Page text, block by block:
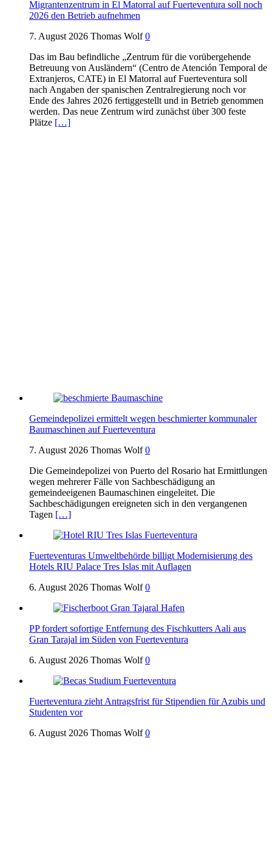
Migrantenzentrum in El Matorral auf Fuerteventura soll noch
2026 den Betrieb aufnehmen
7. August 2026 Thomas Wolf 0
Das im Bau befindliche „Zentrum für die vorübergehende
Betreuung von Ausländern“ (Centro de Atención Temporal de
Extranjeros, CATE) in El Matorral auf Fuerteventura soll
nach Angaben der spanischen Zentralregierung noch vor
Ende des Jahres 2026 fertiggestellt und in Betrieb genommen
werden. Das neue Zentrum wird zunächst über 300 feste
Plätze […]
Gemeindepolizei ermittelt wegen beschmierter kommunaler
Baumaschinen auf Fuerteventura
7. August 2026 Thomas Wolf 0
Die Gemeindepolizei von Puerto del Rosario hat Ermittlungen
wegen mehrerer Fälle von Sachbeschädigung an
gemeindeeigenen Baumaschinen eingeleitet. Die
Sachbeschädigungen ereigneten sich in den vergangenen
Tagen […]
Fuerteventuras Umweltbehörde billigt Modernisierung des
Hotels RIU Palace Tres Islas mit Auflagen
6. August 2026 Thomas Wolf 0
PP fordert sofortige Entfernung des Fischkutters Aali aus
Gran Tarajal im Süden von Fuerteventura
6. August 2026 Thomas Wolf 0
Fuerteventura zieht Antragsfrist für Stipendien für Azubis und
Studenten vor
6. August 2026 Thomas Wolf 0